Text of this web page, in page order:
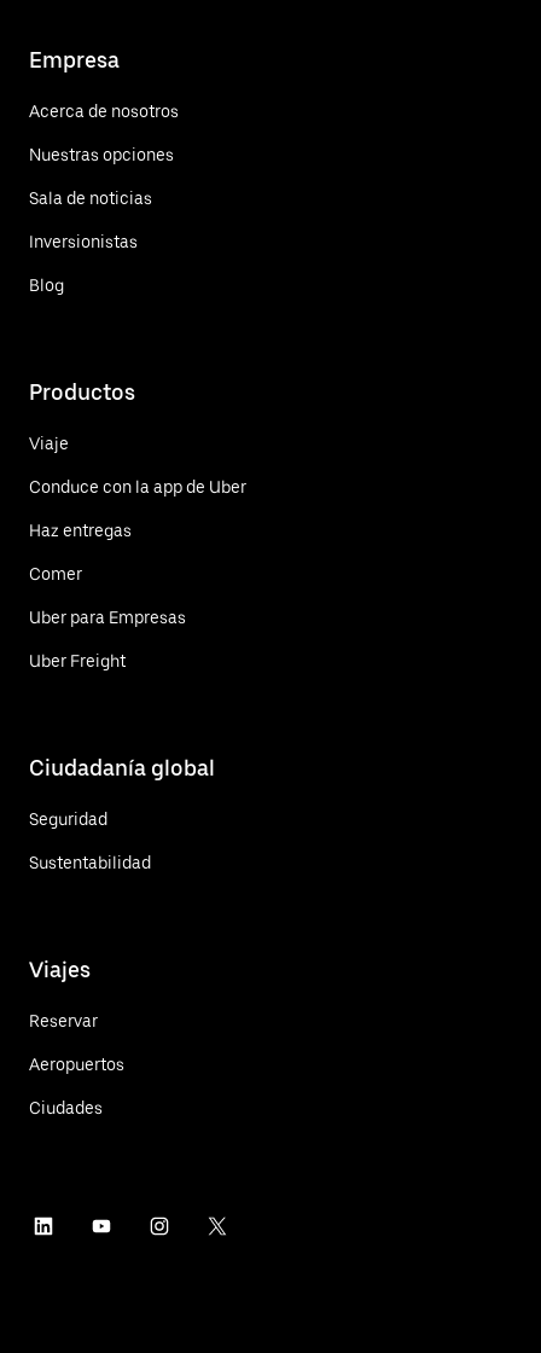
Empresa
Acerca de nosotros
Nuestras opciones
Sala de noticias
Inversionistas
Blog
Productos
Viaje
Conduce con la app de Uber
Haz entregas
Comer
Uber para Empresas
Uber Freight
Ciudadanía global
Seguridad
Sustentabilidad
Viajes
Reservar
Aeropuertos
Ciudades